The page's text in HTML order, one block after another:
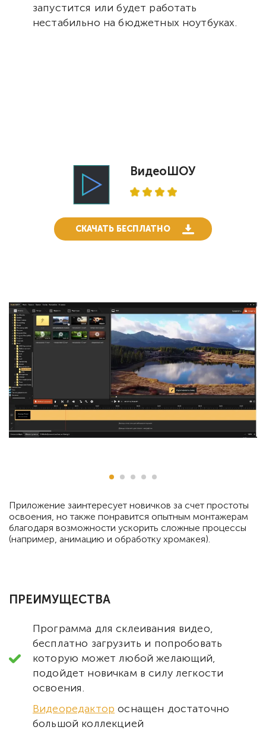
запустится или будет работать
нестабильно на бюджетных ноутбуках.
ВидеоШОУ
СКАЧАТЬ БЕСПЛАТНО
Приложение заинтересует новичков за счет простоты
освоения, но также понравится опытным монтажерам
благодаря возможности ускорить сложные процессы
(например, анимацию и обработку хромакея).
ПРЕИМУЩЕСТВА
Программа для склеивания видео,
бесплатно загрузить и попробовать
которую может любой желающий,
подойдет новичкам в силу легкости
освоения.
Видеоредактор оснащен достаточно
большой коллекцией